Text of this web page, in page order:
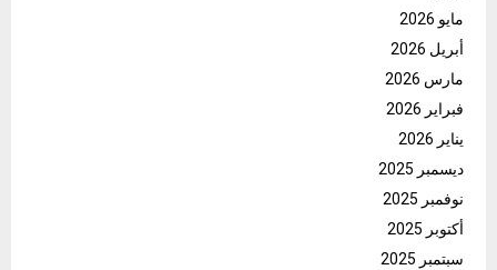
مايو 2026
أبريل 2026
مارس 2026
فبراير 2026
يناير 2026
ديسمبر 2025
نوفمبر 2025
أكتوبر 2025
سبتمبر 2025